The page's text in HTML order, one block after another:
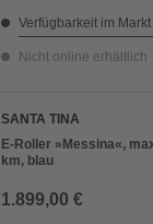
Verfügbarkeit im
Nicht online erhältlich
SANTA TINA
E-Roller »Messina«,
km, blau
1.899,00 €